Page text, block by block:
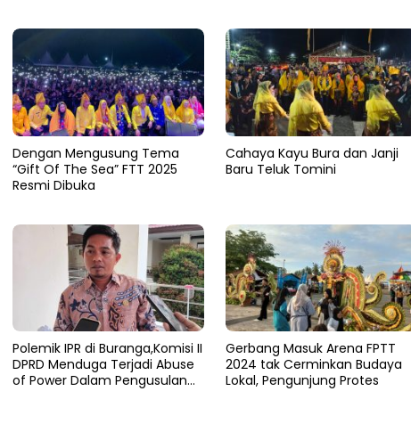
Dengan Mengusung Tema
“Gift Of The Sea” FTT 2025
Resmi Dibuka
Cahaya Kayu Bura dan Janji
Baru Teluk Tomini
Polemik IPR di Buranga,Komisi II
DPRD Menduga Terjadi Abuse
of Power Dalam Pengusulan
Gerbang Masuk Arena FPTT
2024 tak Cerminkan Budaya
Lokal, Pengunjung Protes